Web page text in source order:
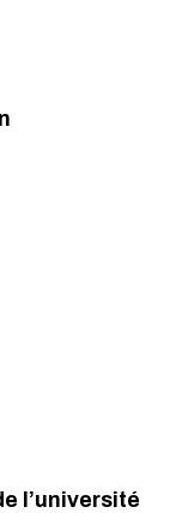
l’université